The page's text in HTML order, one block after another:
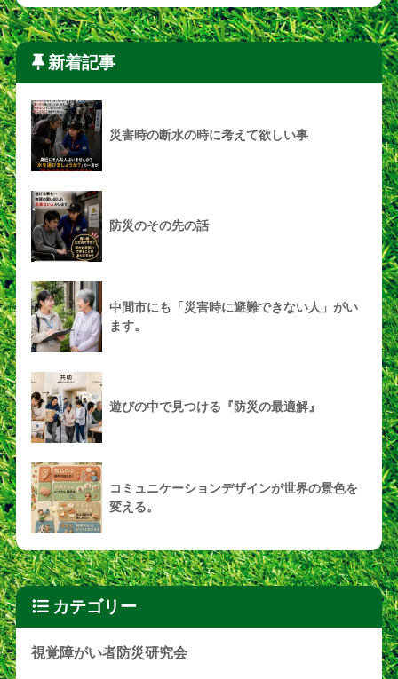
新着記事
災害時の断水の時に考えて欲しい事
防災のその先の話
中間市にも「災害時に避難できない人」がい
ます。
遊びの中で見つける『防災の最適解』
コミュニケーションデザインが世界の景色を
変える。
カテゴリー
視覚障がい者防災研究会